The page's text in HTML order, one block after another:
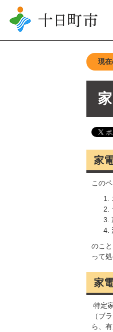
現
家
この
のこ
って
家
特定
（ブ
ら、